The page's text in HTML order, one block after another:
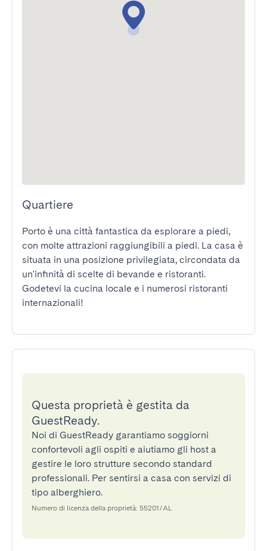
Quartiere
Porto è una città fantastica da esplorare a piedi,
con molte attrazioni raggiungibili a piedi. La casa è
situata in una posizione privilegiata, circondata da
un'infinità di scelte di bevande e ristoranti.
Godetevi la cucina locale e i numerosi ristoranti
internazionali!
Questa proprietà è gestita da
GuestReady.
Noi di GuestReady garantiamo soggiorni
confortevoli agli ospiti e aiutiamo gli host a
gestire le loro strutture secondo standard
professionali. Per sentirsi a casa con servizi di
tipo alberghiero.
Numero di licenza della proprietà: 55201/AL